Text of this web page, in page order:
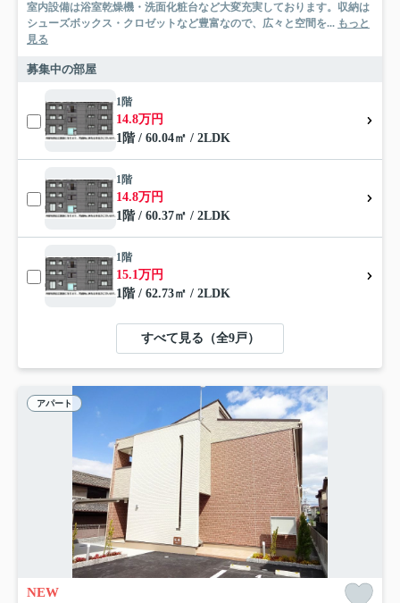
室内設備は浴室乾燥機・洗面化粧台など大変充実しております。収納は
シューズボックス・クロゼットなど豊富なので、広々と空間を... もっと
見る
募集中の部屋
1階
14.8万円
1階 / 60.04㎡ / 2LDK
1階
14.8万円
1階 / 60.37㎡ / 2LDK
1階
15.1万円
1階 / 62.73㎡ / 2LDK
すべて見る（全9戸）
アパート
NEW